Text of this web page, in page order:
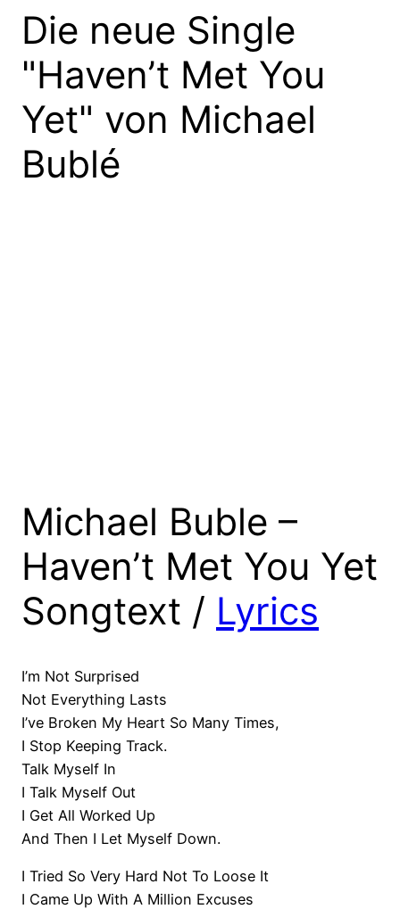
Die neue Single
"Haven’t Met You
Yet" von Michael
Bublé
Michael Buble –
Haven’t Met You Yet
Songtext / Lyrics
I’m Not Surprised
Not Everything Lasts
I’ve Broken My Heart So Many Times,
I Stop Keeping Track.
Talk Myself In
I Talk Myself Out
I Get All Worked Up
And Then I Let Myself Down.
I Tried So Very Hard Not To Loose It
I Came Up With A Million Excuses